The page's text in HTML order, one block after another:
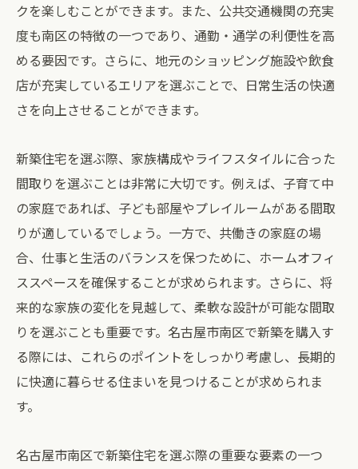
クを楽しむことができます。また、公共交通機関の充実
度も南区の特徴の一つであり、通勤・通学の利便性を高
める要因です。さらに、地元のショッピング施設や飲食
店が充実しているエリアを選ぶことで、日常生活の快適
さを向上させることができます。
新築住宅を選ぶ際、家族構成やライフスタイルに合った
間取りを選ぶことは非常に大切です。例えば、子育て中
の家庭であれば、子ども部屋やプレイルームがある間取
りが適しているでしょう。一方で、共働きの家庭の場
合、仕事と生活のバランスを保つために、ホームオフィ
ススペースを確保することが求められます。さらに、将
来的な家族の変化を見越して、柔軟な設計が可能な間取
りを選ぶことも重要です。名古屋市南区で新築を購入す
る際には、これらのポイントをしっかり考慮し、長期的
に快適に暮らせる住まいを見つけることが求められま
す。
名古屋市南区で新築住宅を選ぶ際の重要な要素の一つ